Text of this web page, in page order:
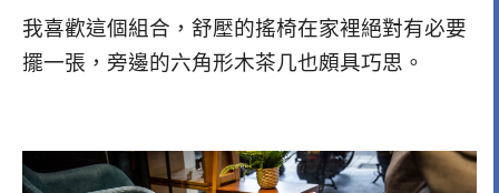
我喜歡這個組合，舒壓的搖椅在家裡絕對有必要
擺一張，旁邊的六角形木茶几也頗具巧思。